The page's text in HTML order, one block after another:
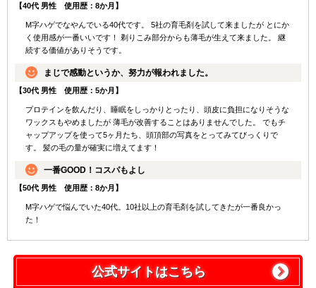
【40代 男性 使用歴：8か月】
M字ハゲでなやんでいる40代です。 5社の育毛剤を試して来ましたが とにか
く使用感が一番いいです！ 剃りこみ部分からも薄毛が生えて来ました。 継
続する価値がありそうです。
まじで感動というか、努力が報われました。
【30代 男性 使用歴：5か月】
プロテインを飲んだり、睡眠をしっかりとったり、頭皮に負担になりそうな
ワックスもやめましたが 薄毛が改善することはありませんでした。 でもチ
ャップアップを使って5ヶ月たち、頭頂部の写真をとってみてびっくりで
す。 髪の毛の量が確実に増えてます！
一番GOOD！コスパもよし
【50代 男性 使用歴：8か月】
M字ハゲで悩んでいた40代。10社以上の育毛剤を試してきたが一番良かっ
た！
公式サイトはこちら